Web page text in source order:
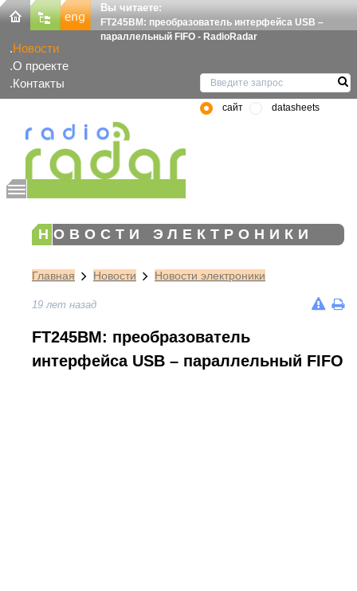
Вы читаете:
FT245BM: преобразователь интерфейса USB –
параллельный FIFO - RadioRadar
Новости
О проекте
Контакты
сайт datasheets
НОВОСТИ ЭЛЕКТРОНИКИ
Главная Новости Новости электроники
19 лет назад
FT245BM: преобразователь
интерфейса USB – параллельный FIFO